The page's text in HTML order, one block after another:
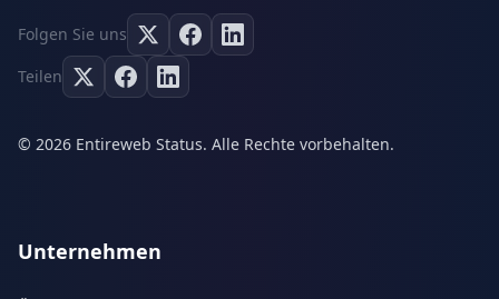
Folgen Sie uns
Teilen
© 2026 Entireweb Status. Alle Rechte vorbehalten.
Unternehmen